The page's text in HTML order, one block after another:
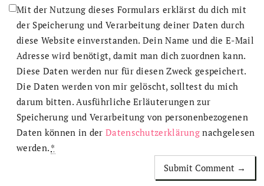
Mit der Nutzung dieses Formulars erklärst du dich mit
der Speicherung und Verarbeitung deiner Daten durch
diese Website einverstanden. Dein Name und die E-Mail
Adresse wird benötigt, damit man dich zuordnen kann.
Diese Daten werden nur für diesen Zweck gespeichert.
Die Daten werden von mir gelöscht, solltest du mich
darum bitten. Ausführliche Erläuterungen zur
Speicherung und Verarbeitung von personenbezogenen
Daten können in derDatenschutzerklärung nachgelesen
werden. *